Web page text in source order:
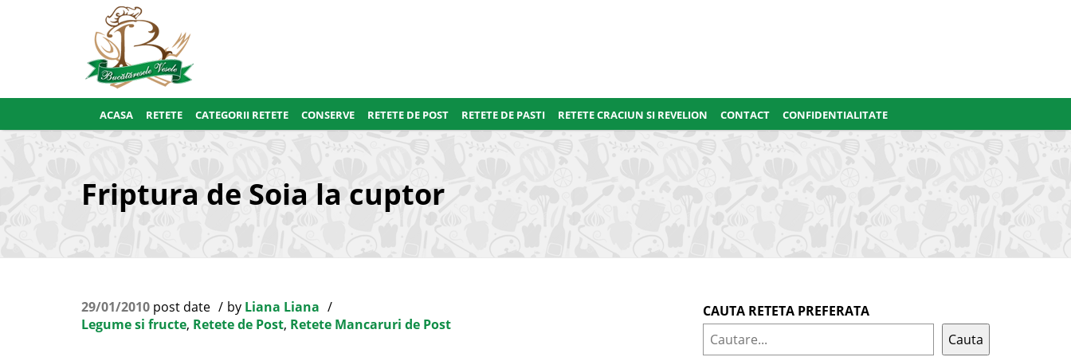
ACASA RETETE CATEGORII RETETE CONSERVE RETETE DE POST RETETE DE PASTI RETETE CRACIUN SI REVELION CONTACT CONFIDENTIALITATE
Friptura de Soia la cuptor
29/01/2010 post date by Liana Liana
Legume si fructe, Retete de Post, Retete Mancaruri de Post
CAUTA RETETA PREFERATA
Cauta